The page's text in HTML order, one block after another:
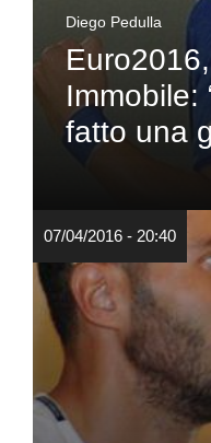
Diego Pedulla
Immobile:
fatto una
07/04/2016 - 20:40